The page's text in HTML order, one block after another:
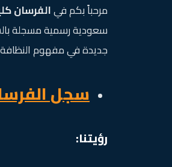
مرحباً بكم فيالفرسان
سعودية رسمية مسجلة
جديدة في مفهوم النظافة
سجل
رؤيتنا: